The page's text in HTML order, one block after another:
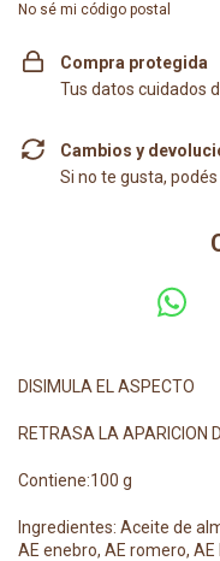
No sé mi código postal
Compra protegida
Tus datos cuidados
Cambios y
Si no te gusta,
DISIMULA EL ASPECTO
RETRASA LA APARICION
Contiene:100 g
Ingredientes: Aceite de
AE enebro, AE romero, AE